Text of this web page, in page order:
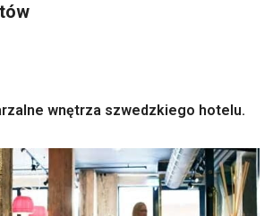
wnętrza szwedzkiego hotelu.